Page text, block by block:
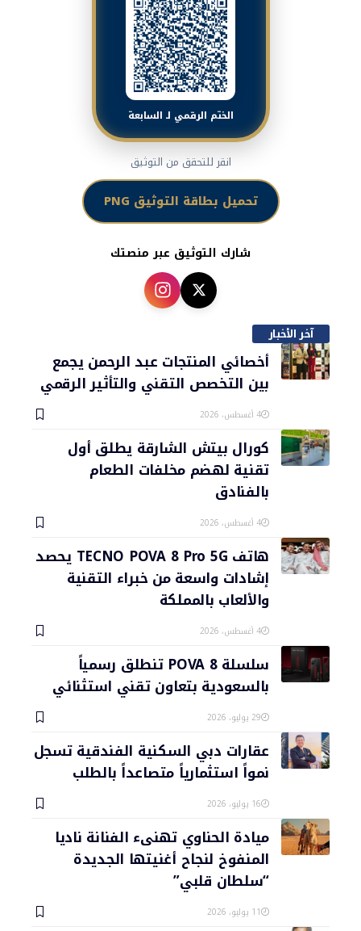
الختم الرقمي لـ السابعة
انقر للتحقق من التوثيق
تحميل بطاقة التوثيق PNG
شارك التوثيق عبر منصتك
آخر الأخبار
أخصائي المنتجات عبد الرحمن يجمع
بين التخصص التقني والتأثير الرقمي
4 أغسطس، 2026
كورال بيتش الشارقة يطلق أول
تقنية لهضم مخلفات الطعام
بالفنادق
4 أغسطس، 2026
هاتف TECNO POVA 8 Pro 5G يحصد
إشادات واسعة من خبراء التقنية
والألعاب بالمملكة
4 أغسطس، 2026
سلسلة POVA 8 تنطلق رسمياً
بالسعودية بتعاون تقني استثنائي
29 يوليو، 2026
عقارات دبي السكنية الفندقية تسجل
نمواً استثمارياً متصاعداً بالطلب
16 يوليو، 2026
ميادة الحناوي تهنىء الفنانة ناديا
المنفوخ لنجاح أغنيتها الجديدة
“سلطان قلبي”
11 يوليو، 2026